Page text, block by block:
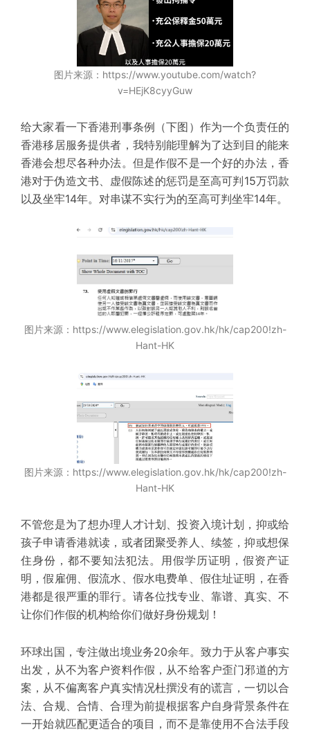
图片来源：https://www.youtube.com/watch?
v=HEjK8cyyGuw
给大家看一下香港刑事条例（下图）作为一个负责任的
香港移居服务提供者，我特别能理解为了达到目的能来
香港会想尽各种办法。但是作假不是一个好的办法，香
港对于伪造文书、虚假陈述的惩罚是至高可判15万罚款
以及坐牢14年。对串谋不实行为的至高可判坐牢14年。
图片来源：https://www.elegislation.gov.hk/hk/cap200!zh-
Hant-HK
图片来源：https://www.elegislation.gov.hk/hk/cap200!zh-
Hant-HK
不管您是为了想办理人才计划、投资入境计划，抑或给
孩子申请香港就读，或者团聚受养人、续签，抑或想保
住身份，都不要知法犯法。用假学历证明，假资产证
明，假雇佣、假流水、假水电费单、假住址证明，在香
港都是很严重的罪行。请各位找专业、靠谱、真实、不
让你们作假的机构给你们做好身份规划！
环球出国，专注做出境业务20余年。致力于从客户事实
出发，从不为客户资料作假，从不给客户歪门邪道的方
案，从不偏离客户真实情况杜撰没有的谎言，一切以合
法、合规、合情、合理为前提根据客户自身背景条件在
一开始就匹配更适合的项目，而不是靠使用不合法手段